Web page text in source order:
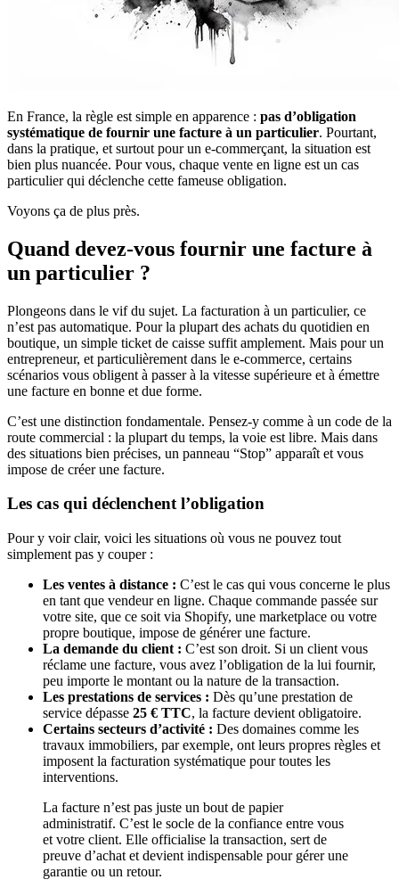
En France, la règle est simple en apparence : pas d’obligation
systématique de fournir une facture à un particulier. Pourtant,
dans la pratique, et surtout pour un e-commerçant, la situation est
bien plus nuancée. Pour vous, chaque vente en ligne est un cas
particulier qui déclenche cette fameuse obligation.
Voyons ça de plus près.
Quand devez-vous fournir une facture à
un particulier ?
Plongeons dans le vif du sujet. La facturation à un particulier, ce
n’est pas automatique. Pour la plupart des achats du quotidien en
boutique, un simple ticket de caisse suffit amplement. Mais pour un
entrepreneur, et particulièrement dans le e-commerce, certains
scénarios vous obligent à passer à la vitesse supérieure et à émettre
une facture en bonne et due forme.
C’est une distinction fondamentale. Pensez-y comme à un code de la
route commercial : la plupart du temps, la voie est libre. Mais dans
des situations bien précises, un panneau “Stop” apparaît et vous
impose de créer une facture.
Les cas qui déclenchent l’obligation
Pour y voir clair, voici les situations où vous ne pouvez tout
simplement pas y couper :
Les ventes à distance : C’est le cas qui vous concerne le plus
en tant que vendeur en ligne. Chaque commande passée sur
votre site, que ce soit via Shopify, une marketplace ou votre
propre boutique, impose de générer une facture.
La demande du client : C’est son droit. Si un client vous
réclame une facture, vous avez l’obligation de la lui fournir,
peu importe le montant ou la nature de la transaction.
Les prestations de services : Dès qu’une prestation de
service dépasse 25 € TTC, la facture devient obligatoire.
Certains secteurs d’activité : Des domaines comme les
travaux immobiliers, par exemple, ont leurs propres règles et
imposent la facturation systématique pour toutes les
interventions.
La facture n’est pas juste un bout de papier
administratif. C’est le socle de la confiance entre vous
et votre client. Elle officialise la transaction, sert de
preuve d’achat et devient indispensable pour gérer une
garantie ou un retour.